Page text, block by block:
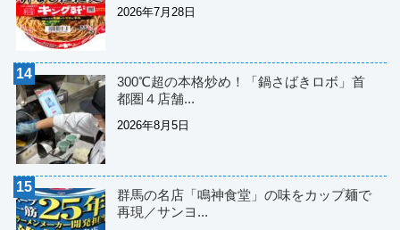
2026年7月28日
300℃超の本格炒め！「鍋さばきロボ」首
都圏４店舗...
2026年8月5日
群馬の名店「鳴神食堂」の味をカップ麺で
再現／サンヨ...